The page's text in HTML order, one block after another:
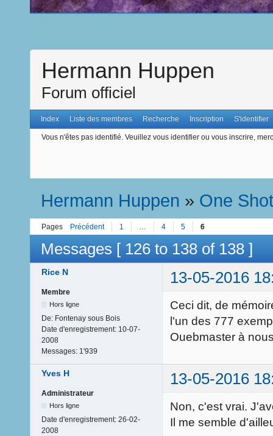
Hermann Huppen
Forum officiel
Index Liste des membres Recherche Inscription S'identifier
Vous n'êtes pas identifié. Veuillez vous identifier ou vous inscrire,
Hermann Huppen » One
Pages Précédent 1 4 5 6
Messages [ 126 to 138 of 138 ]
Rice N 13-05-2016
Membre
Hors ligne
De: Fontenay sous Bois
Date d'enregistrement: 10-07-
2008
Messages: 1'939
Ceci dit, de
l'un des 777
Ouebmaster à
Yves H 13-05-2016
Administrateur
Hors ligne
Date d'enregistrement: 26-02-
2008
Non, c'est vrai.
Il me semble